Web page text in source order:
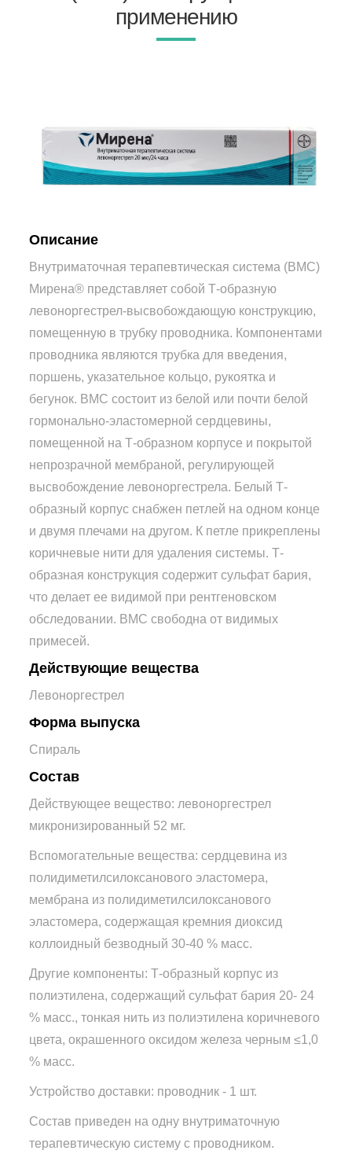
применению
Описание
Внутриматочная терапевтическая система (ВМС)
Мирена® представляет собой Т-образную
левоноргестрел-высвобождающую конструкцию,
помещенную в трубку проводника. Компонентами
проводника являются трубка для введения,
поршень, указательное кольцо, рукоятка и
бегунок. ВМС состоит из белой или почти белой
гормонально-эластомерной сердцевины,
помещенной на Т-образном корпусе и покрытой
непрозрачной мембраной, регулирующей
высвобождение левоноргестрела. Белый Т-
образный корпус снабжен петлей на одном конце
и двумя плечами на другом. К петле прикреплены
коричневые нити для удаления системы. Т-
образная конструкция содержит сульфат бария,
что делает ее видимой при рентгеновском
обследовании. ВМС свободна от видимых
примесей.
Действующие вещества
Левоноргестрел
Форма выпуска
Спираль
Состав
Действующее вещество: левоноргестрел
микронизированный 52 мг.
Вспомогательные вещества: сердцевина из
полидиметилсилоксанового эластомера,
мембрана из полидиметилсилоксанового
эластомера, содержащая кремния диоксид
коллоидный безводный 30-40 % масс.
Другие компоненты: Т-образный корпус из
полиэтилена, содержащий сульфат бария 20- 24
% масс., тонкая нить из полиэтилена коричневого
цвета, окрашенного оксидом железа черным ≤1,0
% масс.
Устройство доставки: проводник - 1 шт.
Состав приведен на одну внутриматочную
терапевтическую систему с проводником.